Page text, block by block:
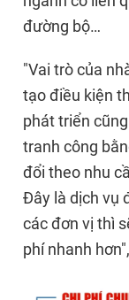
đường bộ…
"Vai trò của
tạo điều kiện
phát triển
tranh công
đổi theo nhu
Đây là dịch vụ
các đơn vị thì
phí nhanh